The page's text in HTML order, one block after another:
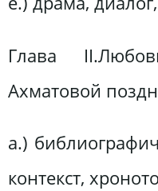
Глава
Ахматовой
а.)
контекст,